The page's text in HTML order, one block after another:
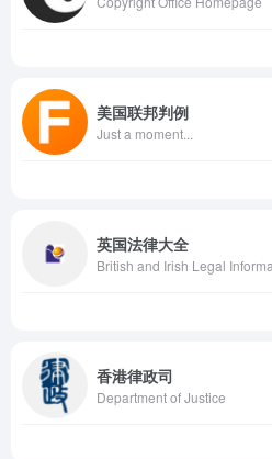
美国联邦判例
Just a moment...
英国法律大全
British and Irish Legal
香港律政司
Department of Justice